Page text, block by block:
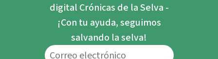
digital Crónicas de la Selva -
¡Con tu ayuda, seguimos
salvando la selva!